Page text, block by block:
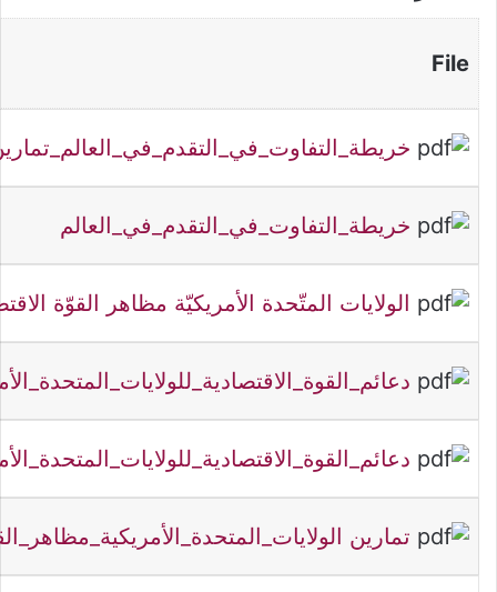
File
خريطة_التفاوت_في_التقدم_في_العالم
الولايات المتّحدة الأمريكيّة مظاهر القوّة
تمارين